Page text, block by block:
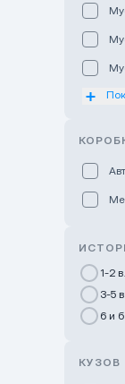
1-2
3-5
6 и
КУЗОВ